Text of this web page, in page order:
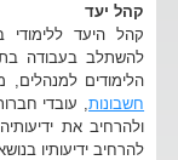
קהל יעד
קהל היעד ללימודי
להשתלב בעבודה
הלימודים
חשבונות, עובדי
ולהרחיב את
להרחיב ידיעותיו